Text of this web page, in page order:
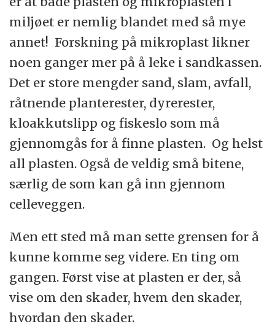
miljøet er nemlig blandet med så mye
annet! Forskning på mikroplast likner
noen ganger mer på å leke i sandkassen.
Det er store mengder sand, slam, avfall,
råtnende planterester, dyrerester,
kloakkutslipp og fiskeslo som må
gjennomgås for å finne plasten. Og helst
all plasten. Også de veldig små bitene,
særlig de som kan gå inn gjennom
celleveggen.
Men ett sted må man sette grensen for å
kunne komme seg videre. En ting om
gangen. Først vise at plasten er der, så
vise om den skader, hvem den skader,
hvordan den skader.